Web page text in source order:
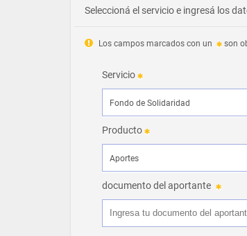
Seleccioná el servicio e ingresá los
Los campos marcados con un son
Servicio
Producto
documento del aportante